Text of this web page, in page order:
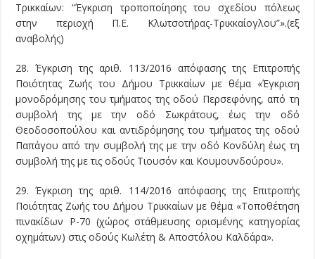
Τρικκαίων: “Έγκριση τροποποίησης του σχεδίου πόλεως
στην περιοχή Π.Ε. Κλωτσοτήρας-Τρικκαίογλου”».(εξ
αναβολής)
28. Έγκριση της αριθ. 113/2016 απόφασης της Επιτροπής
Ποιότητας Ζωής του Δήμου Τρικκαίων με θέμα «Έγκριση
μονοδρόμησης του τμήματος της οδού Περσεφόνης, από τη
συμβολή της με την οδό Σωκράτους, έως την οδό
Θεοδοσοπούλου και αντιδρόμησης του τμήματος της οδού
Παπάγου από την συμβολή της με την οδό Κονδύλη έως τη
συμβολή της με τις οδούς Τιουσόν και Κουμουνδούρου».
29. Έγκριση της αριθ. 114/2016 απόφασης της Επιτροπής
Ποιότητας Ζωής του Δήμου Τρικκαίων με θέμα «Τοποθέτηση
πινακίδων Ρ-70 (χώρος στάθμευσης ορισμένης κατηγορίας
οχημάτων) στις οδούς Κωλέτη & Αποστόλου Καλδάρα».